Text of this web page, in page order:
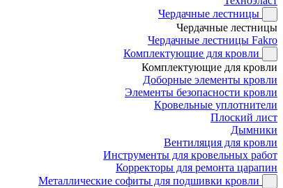
Чердачные лестницы
Чердачные лестницы
Чердачные лестницы Fakro
Комплектующие для кровли
Комплектующие для кровли
Доборные элементы кровли
Элементы безопасности кровли
Кровельные уплотнители
Плоский лист
Дымники
Вентиляция для кровли
Инструменты для кровельных работ
Корректоры для ремонта царапин
Металлические софиты для подшивки кровли